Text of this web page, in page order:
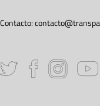
Contacto: